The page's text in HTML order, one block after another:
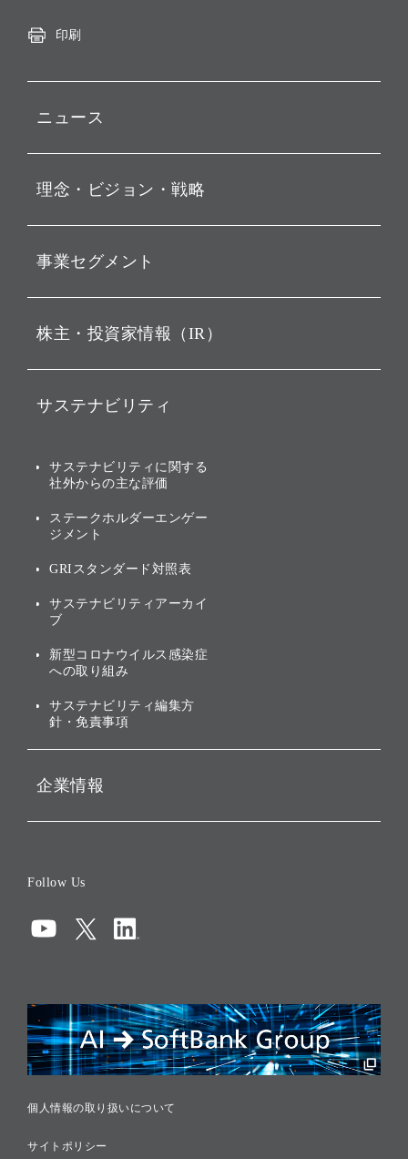
印刷
ニュース
お知らせ
動画配信
理念・ビジョン・戦略
経営理念
ビジョン
戦略
バリュー
ソフトバンクグループの歩
[AI] What dreams are made
事業セグメント
ソフトバンク・ビジョン・
その他
グループ企業一覧
株主・投資家情報（IR）
IRカレンダー
業績・財務
アニュアルレポート
株主・投資家情報（IR）に
サステナビリティ
トップメッセージ
サステナビリティの考え方
ガバナンス
投資先のサステナビリティ
サステナビリティに関する
社外からの主な評価
ステークホルダーエンゲー
ジメント
GRIスタンダード対照表
サステナビリティアーカイ
ブ
新型コロナウイルス感染症
への取り組み
サステナビリティ編集方
針・免責事項
企業情報
コンプライアンス
リスクマネジメント
税務に対する取り組み
採用情報
Follow Us
個人情報の取り扱いについて
サイトポリシー